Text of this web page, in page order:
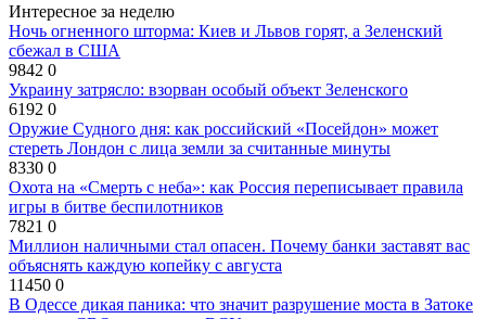
Интересное за неделю
Ночь огненного шторма: Киев и Львов горят, а Зеленский
сбежал в США
9842 0
Украину затрясло: взорван особый объект Зеленского
6192 0
Оружие Судного дня: как российский «Посейдон» может
стереть Лондон с лица земли за считанные минуты
8330 0
Охота на «Смерть с неба»: как Россия переписывает правила
игры в битве беспилотников
7821 0
Миллион наличными стал опасен. Почему банки заставят вас
объяснять каждую копейку с августа
11450 0
В Одессе дикая паника: что значит разрушение моста в Затоке